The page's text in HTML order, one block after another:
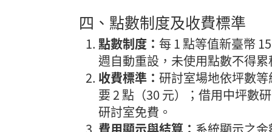
四、點數制度及收費標準
點數制度： 每 1 點等值新臺幣
週自動重設，未使用點數不得
收費標準： 研討室場地依坪數
要 2 點（30 元）；借用中坪數
研討室免費。